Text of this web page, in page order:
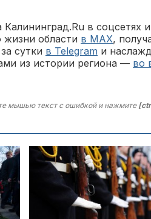
в соцсетях
жизни области в MAX,
сутки в Telegram и
из истории региона — во
мышью текст с ошибкой и нажмите